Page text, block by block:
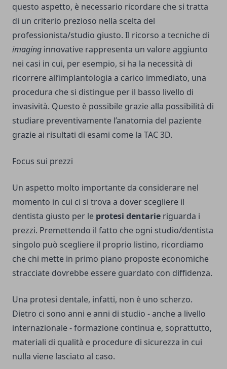
questo aspetto, è necessario ricordare che si tratta
di un criterio prezioso nella scelta del
professionista/studio giusto. Il ricorso a tecniche di
imaging innovative rappresenta un valore aggiunto
nei casi in cui, per esempio, si ha la necessità di
ricorrere all’implantologia a carico immediato, una
procedura che si distingue per il basso livello di
invasività. Questo è possibile grazie alla possibilità di
studiare preventivamente l’anatomia del paziente
grazie ai risultati di esami come la TAC 3D.
Focus sui prezzi
Un aspetto molto importante da considerare nel
momento in cui ci si trova a dover scegliere il
dentista giusto per le protesi dentarie riguarda i
prezzi. Premettendo il fatto che ogni studio/dentista
singolo può scegliere il proprio listino, ricordiamo
che chi mette in primo piano proposte economiche
stracciate dovrebbe essere guardato con diffidenza.
Una protesi dentale, infatti, non è uno scherzo.
Dietro ci sono anni e anni di studio - anche a livello
internazionale - formazione continua e, soprattutto,
materiali di qualità e procedure di sicurezza in cui
nulla viene lasciato al caso.